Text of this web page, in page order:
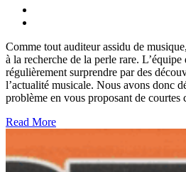
Comme tout auditeur assidu de
à la recherche de la perle rare.
régulièrement surprendre par des
l’actualité musicale. Nous avons donc
problème en vous proposant de courtes
Read More